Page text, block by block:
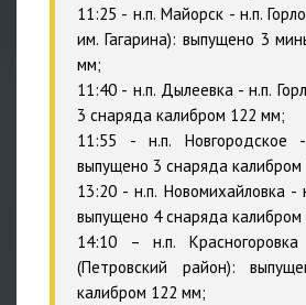
11:25 - н.п. Майорск - н.п.
им. Гагарина): выпущено 3
мм;
11:40 - н.п. Дылеевка - н.п.
3 снаряда калибром 122 мм;
11:55 - н.п. Новгородское -
выпущено 3 снаряда
13:20 - н.п. Новомихайловка -
выпущено 4 снаряда
14:10 – н.п.
(Петровский район):
калибром 122 мм;